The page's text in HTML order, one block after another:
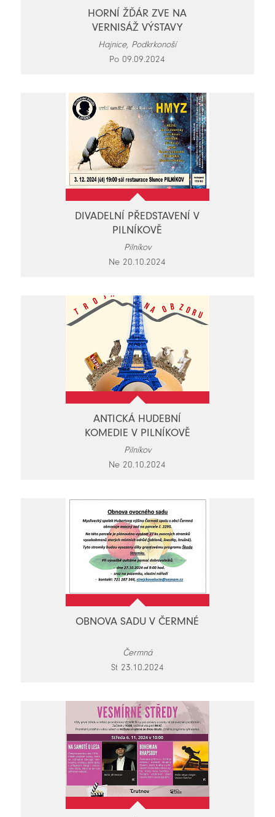
HORNÍ ŽĎÁR ZVE NA
VERNISÁŽ VÝSTAVY
Hajnice, Podkrkonoší
Po 09.09.2024
DIVADELNÍ PŘEDSTAVENÍ V
PILNÍKOVĚ
Pilníkov
Ne 20.10.2024
ANTICKÁ HUDEBNÍ
KOMEDIE V PILNÍKOVĚ
Pilníkov
Ne 20.10.2024
OBNOVA SADU V ČERMNÉ
Čermná
St 23.10.2024